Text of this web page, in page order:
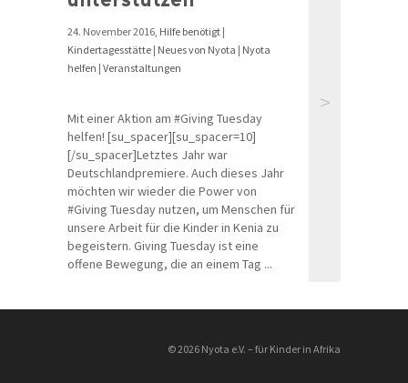
24. November 2016, Hilfe benötigt |
Kindertagesstätte | Neues von Nyota | Nyota
helfen | Veranstaltungen
Mit einer Aktion am #Giving Tuesday
helfen! [su_spacer][su_spacer=10]
[/su_spacer]Letztes Jahr war
Deutschlandpremiere. Auch dieses Jahr
möchten wir wieder die Power von
#Giving Tuesday nutzen, um Menschen für
unsere Arbeit für die Kinder in Kenia zu
begeistern. Giving Tuesday ist eine
offene Bewegung, die an einem Tag ...
>
© 2026 Nyota e.V. – für Kinder in Afrika